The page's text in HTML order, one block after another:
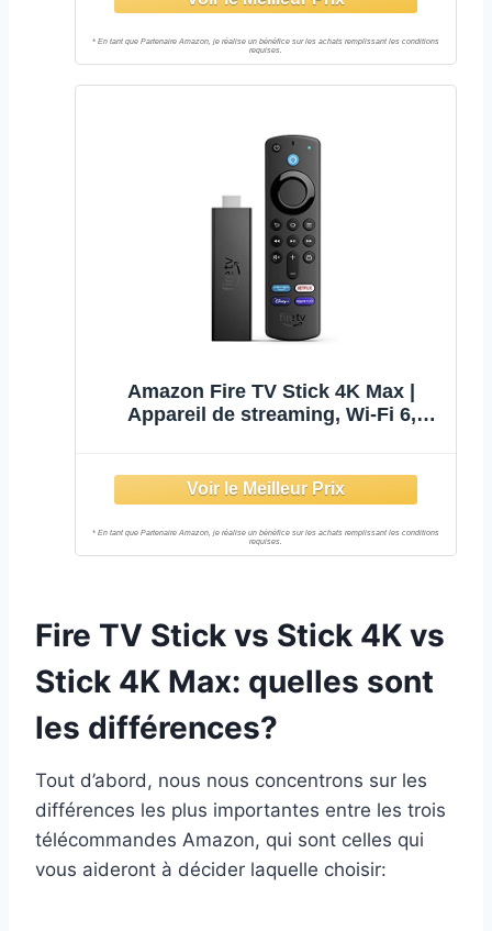
Amazon Fire TV Stick 4K Max |
Appareil de streaming, Wi-Fi 6,
génération
Fire TV Stick vs Stick 4K vs
Stick 4K Max: quelles sont
les différences?
Tout d’abord, nous nous concentrons sur les
différences les plus importantes entre les trois
télécommandes Amazon, qui sont celles qui
vous aideront à décider laquelle choisir: